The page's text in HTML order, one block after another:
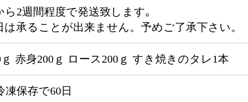
ら2週間程度で発送致します｡
承ることが出来ません。予めご了承下さい。
赤身200ｇ ロース200ｇ すき焼きのタレ1本
凍保存で60日